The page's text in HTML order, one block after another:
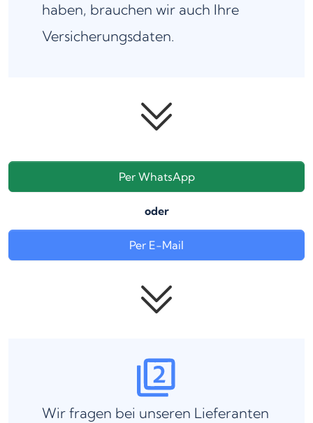
haben, brauchen wir auch Ihre
Versicherungsdaten.
Per WhatsApp
oder
Per E-Mail
Wir fragen bei unseren Lieferanten